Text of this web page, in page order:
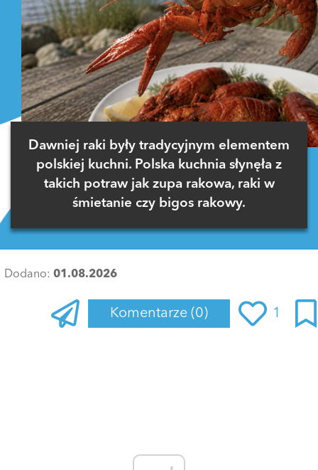
Dawniej raki były tradycyjnym elementem
polskiej kuchni. Polska kuchnia słynęła z
takich potraw jak zupa rakowa, raki w
śmietanie czy bigos rakowy.
Dodano: 01.08.2026
Komentarze (0) 1